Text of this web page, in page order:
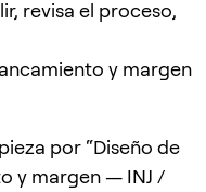
revisa el proceso,
y margen
por “Diseño de
y margen — INJ /